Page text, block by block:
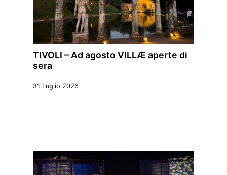
TIVOLI – Ad agosto VILLÆ aperte di
sera
31 Luglio 2026